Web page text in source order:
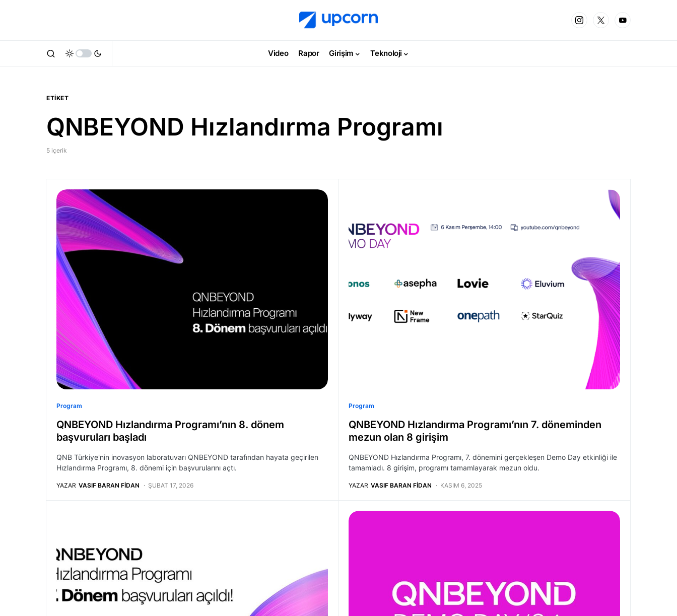
Video Rapor Girişim Teknoloji
ETIKET
QNBEYOND Hızlandırma Programı
5 içerik
Program
QNBEYOND Hızlandırma Programı’nın 8. dönem
başvuruları başladı
QNB Türkiye'nin inovasyon laboratuvarı QNBEYOND tarafından hayata geçirilen
Hızlandırma Programı, 8. dönemi için başvurularını açtı.
YAZAR VASIF BARAN FIDAN ŞUBAT 17, 2026
Program
QNBEYOND Hızlandırma Programı’nın 7. döneminden
mezun olan 8 girişim
QNBEYOND Hızlandırma Programı, 7. dönemini gerçekleşen Demo Day etkinliği ile
tamamladı. 8 girişim, programı tamamlayarak mezun oldu.
YAZAR VASIF BARAN FIDAN KASIM 6, 2025